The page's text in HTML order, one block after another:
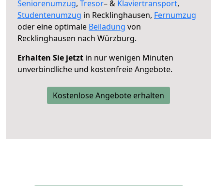
Seniorenumzug, Tresor– & Klaviertransport,
Studentenumzug in Recklinghausen, Fernumzug
oder eine optimale Beiladung von
Recklinghausen nach Würzburg.
Erhalten Sie jetzt in nur wenigen Minuten
unverbindliche und kostenfreie Angebote.
Kostenlose Angebote erhalten